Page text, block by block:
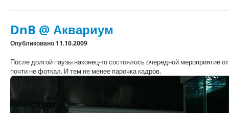
DnB @ Аквариум
Опубликовано 11.10.2009
После долгой паузы наконец-то состоялось очередной мероприятие
почти не фоткал. И тем не менее парочка кадров.